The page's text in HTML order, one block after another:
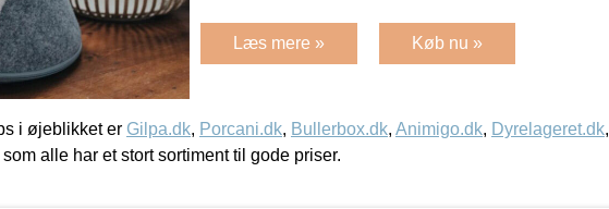
Læs mere » Køb nu »
i øjeblikket er Gilpa.dk, Porcani.dk, Bullerbox.dk, Animigo.dk, Dyrelageret.dk,
som alle har et stort sortiment til gode priser.